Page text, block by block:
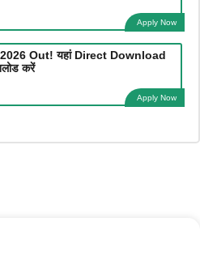
Apply Now
Out! यहां Direct Download
करें
Apply Now